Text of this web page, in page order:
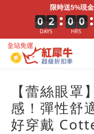
【蕾絲眼
感！彈性舒
好穿戴
限時送5%現
0
0
0 2
2
2
DAYS
0
0
0 0
0
0
HRS